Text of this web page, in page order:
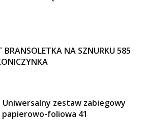
BRANSOLETKA NA SZNURKU 585
zestaw zabiegowy
foliowa 41